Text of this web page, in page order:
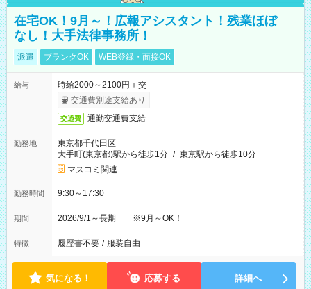
在宅OK！9月～！広報アシスタント！残業ほぼ
なし！大手法律事務所！
派遣 ブランクOK WEB登録・面接OK
給与
時給2000～2100円＋交
交通費別途支給あり
交通費 通勤交通費支給
勤務地
東京都千代田区
大手町(東京都)駅から徒歩1分 / 東京駅から徒歩10分
マスコミ関連
勤務時間 9:30～17:30
期間 2026/9/1～長期 ※9月～OK！
特徴 履歴書不要 / 服装自由
気になる！ 応募する 詳細へ